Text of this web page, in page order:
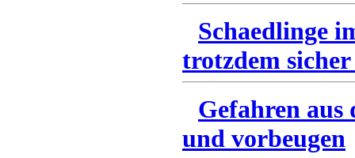
Schaedlinge
trotzdem
Gefahren
und vorbeugen